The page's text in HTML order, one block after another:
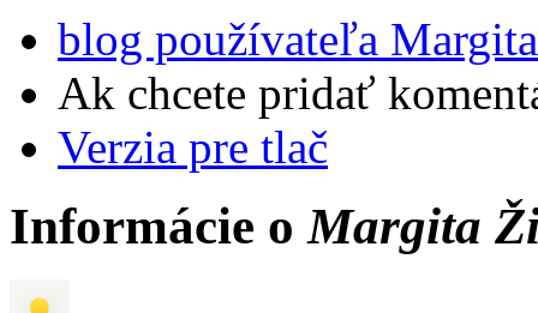
blog používateľa
Ak chcete pridať
Verzia pre tlač
Informácie oMargita